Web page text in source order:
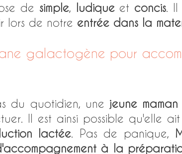
de simple, ludique et concis .
lors de notre entrée dans la
galactogène pour
du quotidien, une jeune
Il est ainsi possible qu'elle
lactée . Pas de panique,
à la